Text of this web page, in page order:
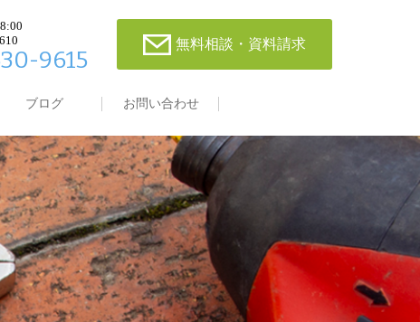
9615
無料相談・資料請求
ブログ お問い合わせ